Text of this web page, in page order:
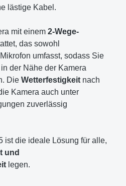
lästige Kabel.
mit einem 2-Wege-
das sowohl
umfasst, sodass Sie
der Nähe der Kamera
Die Wetterfestigkeit nach
Kamera auch unter
zuverlässig
ist die ideale Lösung für alle,
und
legen.